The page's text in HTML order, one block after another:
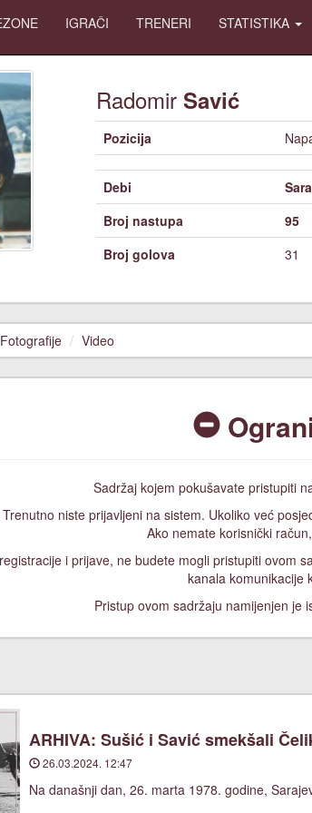
IGRAČI TRENERI STATISTIKA
Radomir Savić
Pozicija
Debi
Broj nastupa
95
Broj golova
31
Fotografije Video
Sadržaj kojem pokušavate pristupiti
Trenutno niste prijavljeni na sistem. Ukoliko već
Ako nemate korisnički
i prijave, ne budete mogli pristupiti ovom
kanala komunikacije
Pristup ovom sadržaju namijenjen je
ARHIVA: Sušić i Savić smekšali
26.03.2024. 12:47
Na današnji dan, 26. marta 1978. godine,